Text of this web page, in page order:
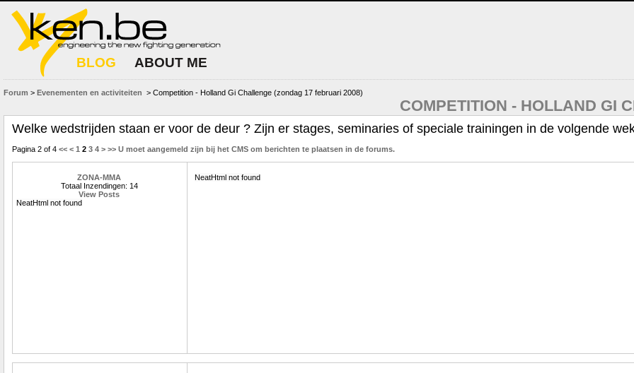
BLOG ABOUT ME
Forum > Evenementen en activiteiten > Competition - Holland Gi Challenge (zondag 17 februari 2008)
COMPETITION - HOLLAND GI
Welke wedstrijden staan er voor de deur ? Zijn er stages, seminaries of speciale trainingen in de volgende
Pagina 2 of 4 << < 1 2 3 4 > >> U moet aangemeld zijn bij het CMS om berichten te plaatsen in de forums.
ZONA-MMA
Totaal Inzendingen: 14
View Posts
NeatHtml not found
NeatHtml not found